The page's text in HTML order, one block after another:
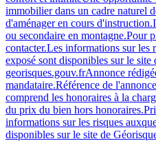
immobilier dans un cadre naturel
d'aménager en cours
ou secondaire en montagne.Pour
contacter.Les informations sur les
exposé sont disponibles sur le site
georisques.gouv.frAnnonce
mandataire.Référence de
comprend les honoraires à la
du prix du bien hors
informations sur les risques
disponibles sur le site de